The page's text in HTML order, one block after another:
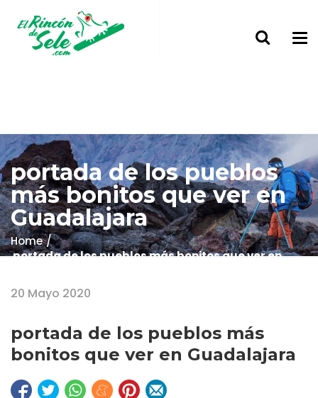
portada de los pueblos
más bonitos que ver en
Guadalajara
Home
portada de los pueblos más bonitos que ver en
20 Mayo 2020
portada de los pueblos más
bonitos que ver en Guadalajara